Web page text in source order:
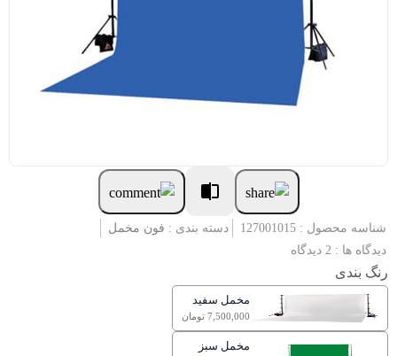
شناسه محصول : 127001015 دسته بندی : فون مخمل
دیدگاه ها : 2 دیدگاه
رنگ بندی
مخمل سفید
7,500,000 تومان
مخمل سبز